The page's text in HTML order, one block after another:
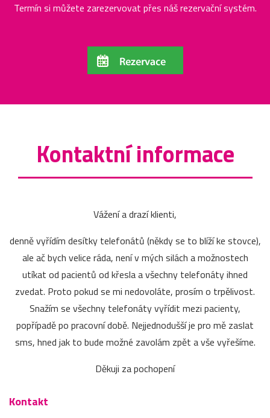
Termín si můžete zarezervovat přes náš rezervační systém.
Kontaktní informace
Vážení a drazí klienti,
denně vyřídím desítky telefonátů (někdy se to blíží ke stovce),
ale ač bych velice ráda, není v mých silách a možnostech
utíkat od pacientů od křesla a všechny telefonáty ihned
zvedat. Proto pokud se mi nedovoláte, prosím o trpělivost.
Snažím se všechny telefonáty vyřídit mezi pacienty,
popřípadě po pracovní době. Nejjednodušší je pro mě zaslat
sms, hned jak to bude možné zavolám zpět a vše vyřešíme.
Děkuji za pochopení
Kontakt